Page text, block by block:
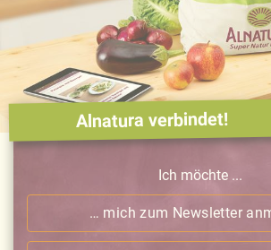
Alnatura verbindet!
Ich möchte ...
… mich zum Newsletter